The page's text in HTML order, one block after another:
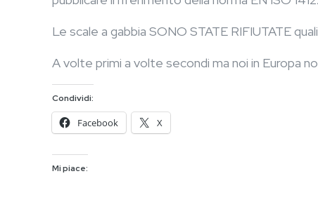
Le scale a gabbia SONO STATE RIFIUTATE
A volte primi a volte secondi ma noi in Europa
Condividi:
Facebook X
Mi piace: